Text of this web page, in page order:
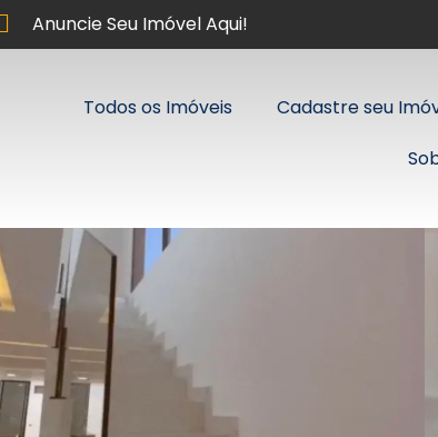
Anuncie Seu Imóvel Aqui!
Todos os Imóveis Cadastre seu